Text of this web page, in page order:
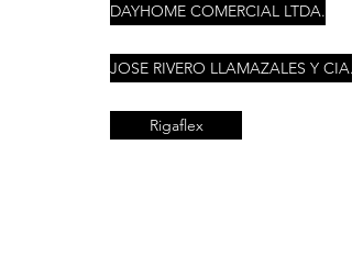
DAYHOME COMERCIAL LTDA.
JOSE RIVERO LLAMAZALES Y CIA.
Rigaflex